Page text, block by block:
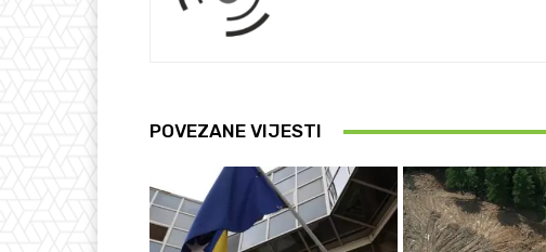
POVEZANE VIJESTI